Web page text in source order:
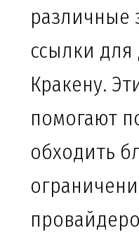
различные
ссылки для
Кракену.
помогают
обходить